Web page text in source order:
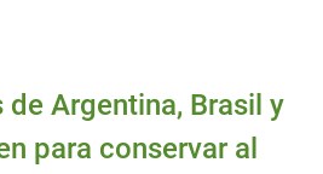
Argentina, Brasil y
para conservar al